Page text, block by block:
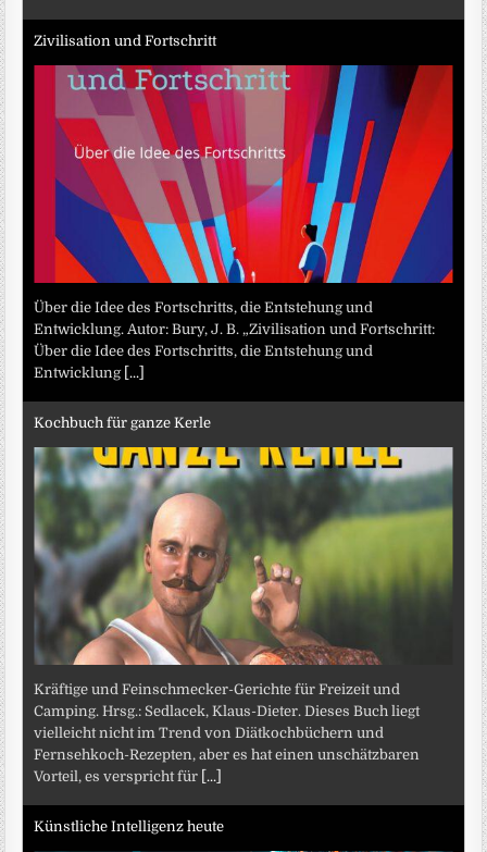
Zivilisation und Fortschritt
Über die Idee des Fortschritts, die Entstehung und
Entwicklung. Autor: Bury, J. B. „Zivilisation und Fortschritt:
Über die Idee des Fortschritts, die Entstehung und
Entwicklung [...]
Kochbuch für ganze Kerle
Kräftige und Feinschmecker-Gerichte für Freizeit und
Camping. Hrsg.: Sedlacek, Klaus-Dieter. Dieses Buch liegt
vielleicht nicht im Trend von Diätkochbüchern und
Fernsehkoch-Rezepten, aber es hat einen unschätzbaren
Vorteil, es verspricht für [...]
Künstliche Intelligenz heute